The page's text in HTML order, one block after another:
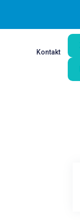
Kontakt